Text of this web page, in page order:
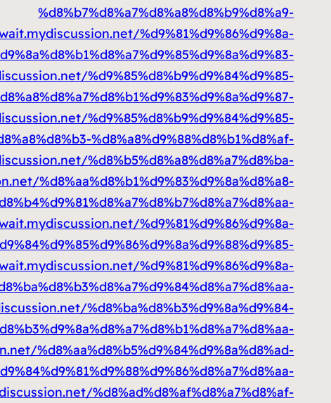
%d8%b7%d8%a7%d8%a8%d8%b9%d8%a9-
%d9%81%d9%86%d9%8a-
%d9%85%d8%b9%d9%84%d9%85-
%d9%85%d8%b9%d9%84%d9%85-
%d8%a8%d9%88%d8%b1%d8%af-
%d8%b5%d8%a8%d8%a7%d8%ba-
%d8%aa%d8%b1%d9%83%d9%8a%d8%a8-
%d9%81%d9%86%d9%8a-
%d9%81%d9%86%d9%8a-
%d8%ba%d8%b3%d9%8a%d9%84-
%d8%aa%d8%b5%d9%84%d9%8a%d8%ad-
%d8%ad%d8%af%d8%a7%d8%af-